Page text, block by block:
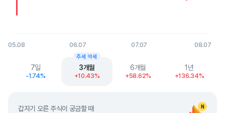
05.08 06.07 07.07 08.07
End of interactive chart.
7일
-1.74%
3개월
+10.43%
추세 약세
6개월
+58.62%
1년
+136.34%
N
갑자기 오른 주식이 궁금할 때